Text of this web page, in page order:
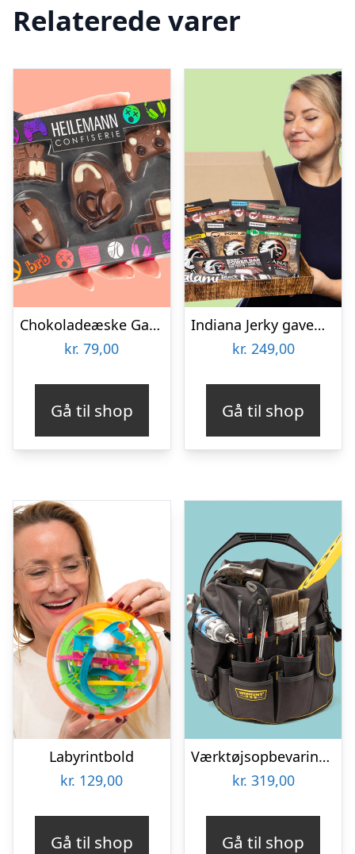
Relaterede varer
Chokoladeæske Gaming
kr. 79,00
Gå til shop
Indiana Jerky gaveæske
kr. 249,00
Gå til shop
Labyrintbold
kr. 129,00
Gå til shop
Værktøjsopbevaring til spand
kr. 319,00
Gå til shop